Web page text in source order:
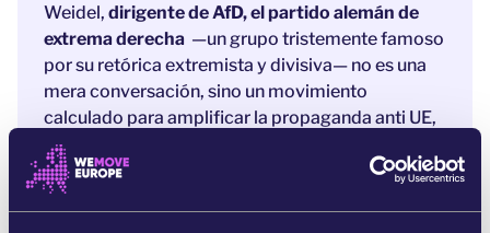
Weidel, dirigente de AfD, el partido alemán de
extrema derecha —un grupo tristemente famoso
por su retórica extremista y divisiva— no es una
mera conversación, sino un movimiento
calculado para amplificar la propaganda anti UE,
subvertir las reglas del juego democrático y
socavar la limpieza de las próximas elecciones
que se celebren en la UE.